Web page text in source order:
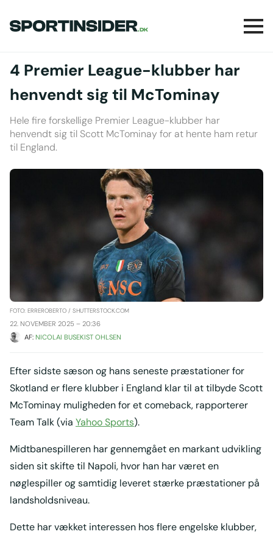
4 Premier League-klubber har
henvendt sig til McTominay
Hele fire forskellige Premier League-klubber har
henvendt sig til Scott McTominay for at hente ham retur
til England.
FOTO: ERREROBERTO / SHUTTERSTOCK.COM
22. NOVEMBER 2025 – 20:36
AF: NICOLAI BUSEKIST OHLSEN
Efter sidste sæson og hans seneste præstationer for
Skotland er flere klubber i England klar til at tilbyde Scott
McTominay muligheden for et comeback, rapporterer
Team Talk (via Yahoo Sports).
Midtbanespilleren har gennemgået en markant udvikling
siden sit skifte til Napoli, hvor han har været en
nøglespiller og samtidig leveret stærke præstationer på
landsholdsniveau.
Dette har vækket interessen hos flere engelske klubber,